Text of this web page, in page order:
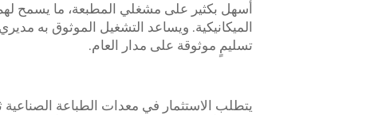
أسهل بكثير على مشغلي المطبعة، ما يسمح
الميكانيكية. ويساعد التشغيل الموثوق به
تسليمٍ موثوقة على مدار العام.
يتطلب الاستثمار في معدات الطباعة الصناعية